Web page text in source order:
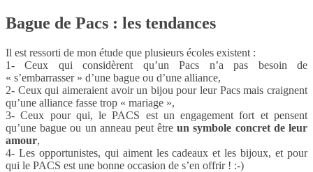
Bague de Pacs : les tendances
Il est ressorti de mon étude que plusieurs écoles existent :
1- Ceux qui considèrent qu’un Pacs n’a pas besoin de
« s’embarrasser » d’une bague ou d’une alliance,
2- Ceux qui aimeraient avoir un bijou pour leur Pacs mais craignent
qu’une alliance fasse trop « mariage »,
3- Ceux pour qui, le PACS est un engagement fort et pensent
qu’une bague ou un anneau peut êtreun symbole concret de leur
amour,
4- Les opportunistes, qui aiment les cadeaux et les bijoux, et pour
qui le PACS est une bonne occasion de s’en offrir ! :-)